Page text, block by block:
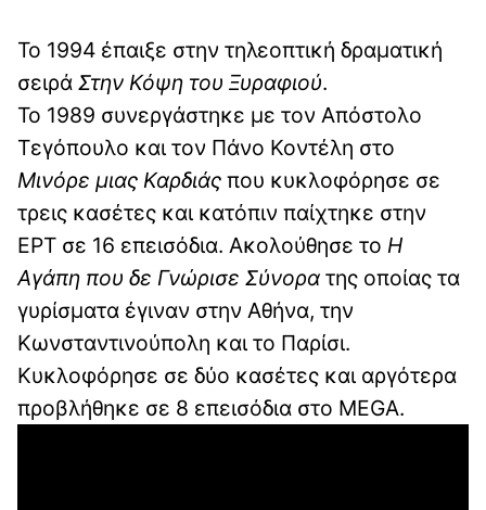
Το 1994 έπαιξε στην τηλεοπτική δραματική
σειρά Στην Κόψη του Ξυραφιού.
Το 1989 συνεργάστηκε με τον Απόστολο
Τεγόπουλο και τον Πάνο Κοντέλη στο
Μινόρε μιας Καρδιάς που κυκλοφόρησε σε
τρεις κασέτες και κατόπιν παίχτηκε στην
ΕΡΤ σε 16 επεισόδια. Ακολούθησε το Η
Αγάπη που δε Γνώρισε Σύνορα της οποίας τα
γυρίσματα έγιναν στην Αθήνα, την
Κωνσταντινούπολη και το Παρίσι.
Κυκλοφόρησε σε δύο κασέτες και αργότερα
προβλήθηκε σε 8 επεισόδια στο MEGA.